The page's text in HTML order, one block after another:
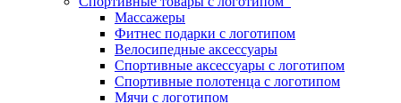
Массажеры
Фитнес подарки с логотипом
Велосипедные аксессуары
Спортивные аксессуары с логотипом
Спортивные полотенца с логотипом
Мячи с логотипом